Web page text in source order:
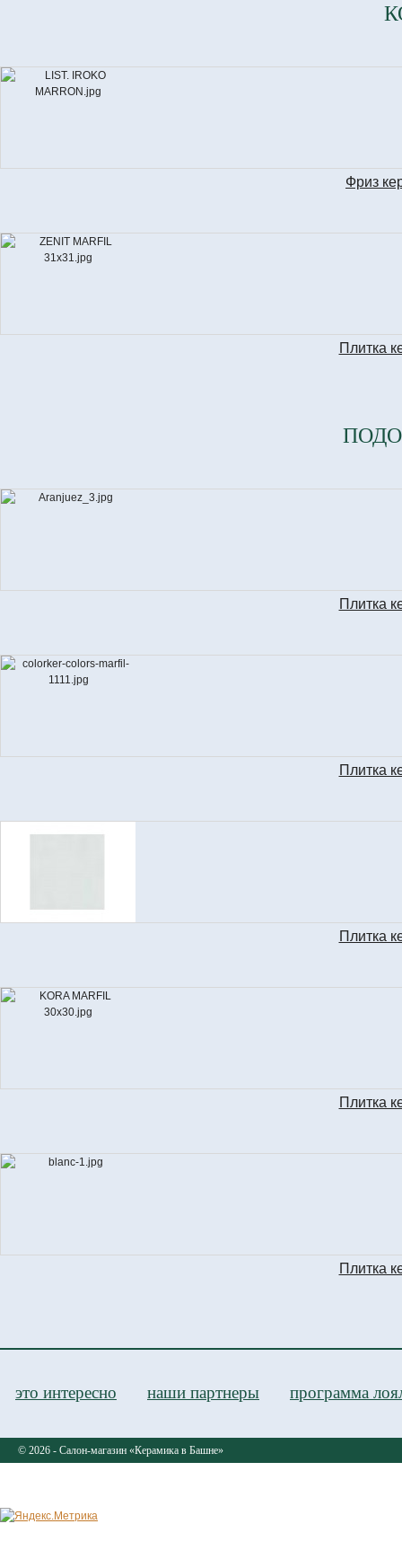
Фриз
Плитка
Плитка
Плитка
Плитка
Плитка
Плитка
это интересно наши партнеры программа
© 2026 - Салон-магазин «Керамика в Башне»